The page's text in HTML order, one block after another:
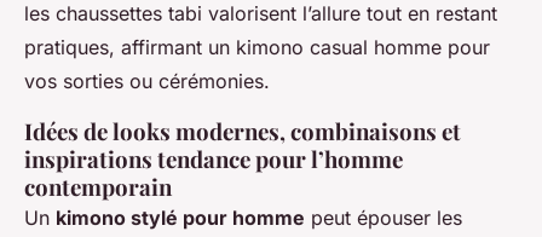
les chaussettes tabi valorisent l’allure tout en restant
pratiques, affirmant un kimono casual homme pour
vos sorties ou cérémonies.
Idées de looks modernes, combinaisons et
inspirations tendance pour l’homme
contemporain
Un kimono stylé pour homme peut épouser les